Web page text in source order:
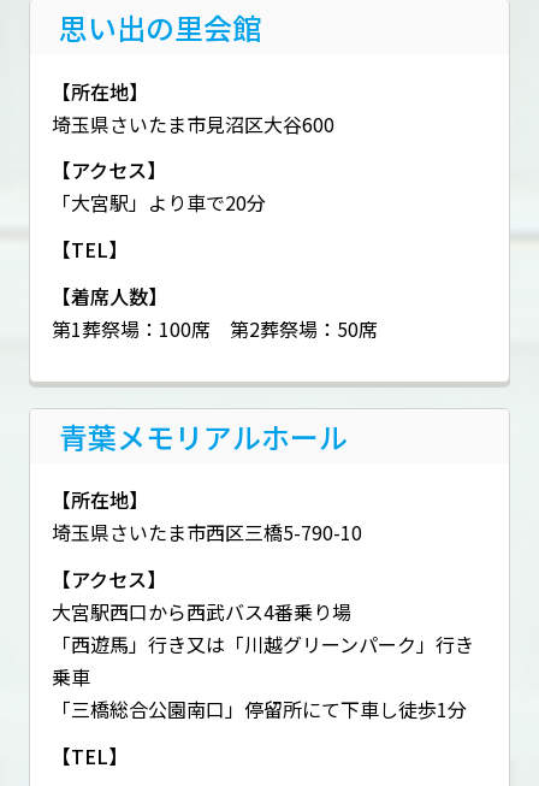
思い出の里会館
【所在地】
埼玉県さいたま市見沼区大谷600
【アクセス】
「大宮駅」より車で20分
【TEL】
【着席人数】
第1葬祭場：100席 第2葬祭場：50席
青葉メモリアルホール
【所在地】
埼玉県さいたま市西区三橋5-790-10
【アクセス】
大宮駅西口から西武バス4番乗り場
「西遊馬」行き又は「川越グリーンパーク」行き
乗車
「三橋総合公園南口」停留所にて下車し徒歩1分
【TEL】